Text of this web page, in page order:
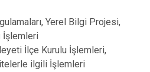
Yerel Bilgi Projesi,
İşlemleri
İlçe Kurulu İşlemleri,
ilgili İşlemleri